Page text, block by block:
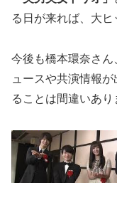
る日が来れば、大ヒ
今後も橋本環奈さ
ュースや共演情報
ることは間違いあり